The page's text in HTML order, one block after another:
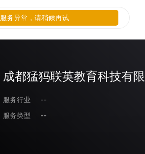
成都猛犸联英教育科技有
服务行业
--
服务类型
--
服务异常，请稍候再试